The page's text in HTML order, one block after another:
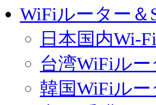
WiFiルーター
日本国内Wi-
台湾WiFiル
韓国WiFiルー